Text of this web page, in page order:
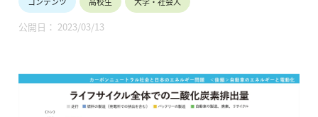
かを学ぶ動画です。（令和2年6月公開、13分17秒）
公開日： 2023/03/13